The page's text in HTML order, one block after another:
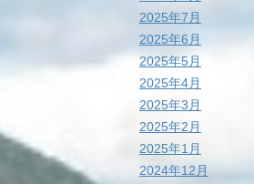
2025年7月
2025年6月
2025年5月
2025年4月
2025年3月
2025年2月
2025年1月
2024年12月